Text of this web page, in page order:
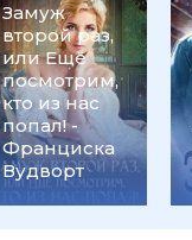
Замуж
второй раз,
или Ещё
посмотрим,
кто из нас
попал! -
Франциска
Вудворт